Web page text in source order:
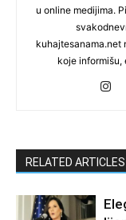
u online medijima.
kuhajtesanama.net
koje
RELATED ARTICLES